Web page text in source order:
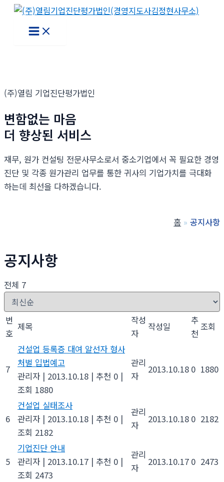
뛰
Main
Menu
(주)열림 기업진단평가법인
변함없는 마음
더 향상된 서비스
재무, 원가 컨설팅 전문사무소로서 중소기업에서 꼭 필요한 경영
진단 및 각종 원가관리 업무를 통한 귀사의 기업가치를 극대화
하는데 최선을 다하겠습니다.
홈 공지사항
공지사항
전체 7
번
호
제목
작성
자
작성일
추
천
조회
7
건설업 등록증 대여 알선자 형사
처벌 입법예고
관리자 | 2013.10.18 | 추천 0 |
조회 1880
관리
자
2013.10.18 0 1880
6
건설업 실태조사
관리자 | 2013.10.18 | 추천 0 |
조회 2182
관리
자
2013.10.18 0 2182
5
기업진단 안내
관리자 | 2013.10.17 | 추천 0 |
조회 2473
관리
자
2013.10.17 0 2473